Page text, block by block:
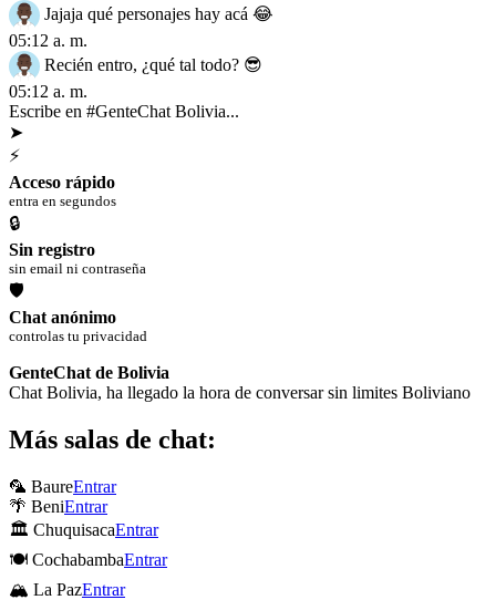
Jajaja qué personajes hay acá 😂
05:12 a. m.
Recién entro, ¿qué tal todo? 😎
05:12 a. m.
Escribe en #GenteChat Bolivia...
➤
⚡
Acceso rápido
entra en segundos
🔒
Sin registro
sin email ni contraseña
🛡
Chat anónimo
controlas tu privacidad
GenteChat de Bolivia
Chat Bolivia, ha llegado la hora de conversar sin limites Boliviano
Más salas de chat:
🦜 BaureEntrar
🌴 BeniEntrar
🏛 ChuquisacaEntrar
🍽 CochabambaEntrar
🏔 La PazEntrar